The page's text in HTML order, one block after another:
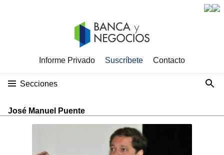
Informe Privado Suscríbete Contacto
Secciones
José Manuel Puente